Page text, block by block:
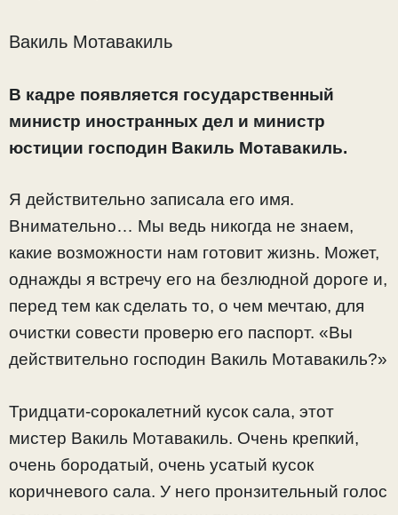
Вакиль Мотавакиль
В кадре появляется государственный
министр иностранных дел и министр
юстиции господин Вакиль Мотавакиль.
Я действительно записала его имя.
Внимательно… Мы ведь никогда не знаем,
какие возможности нам готовит жизнь. Может,
однажды я встречу его на безлюдной дороге и,
перед тем как сделать то, о чем мечтаю, для
очистки совести проверю его паспорт. «Вы
действительно господин Вакиль Мотавакиль?»
Тридцати-сорокалетний кусок сала, этот
мистер Вакиль Мотавакиль. Очень крепкий,
очень бородатый, очень усатый кусок
коричневого сала. У него пронзительный голос